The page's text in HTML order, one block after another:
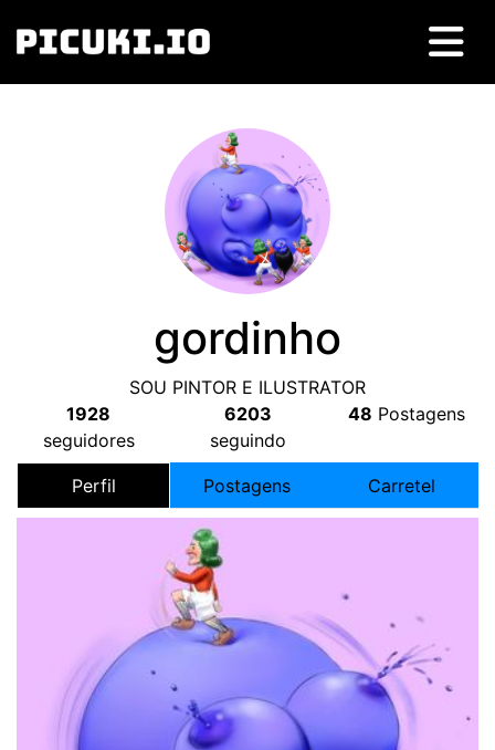
gordinho
SOU PINTOR E ILUSTRATOR
1928
seguidores
6203
seguindo
48 Postagens
Perfil Postagens Carretel